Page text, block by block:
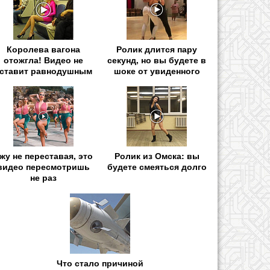
Королева вагона
отожгла! Видео не
равнодушным
Ролик длится пару
секунд, но вы будете в
шоке от увиденного
не переставая, это
пересмотришь
не раз
Ролик из Омска: вы
будете смеяться долго
Что стало причиной